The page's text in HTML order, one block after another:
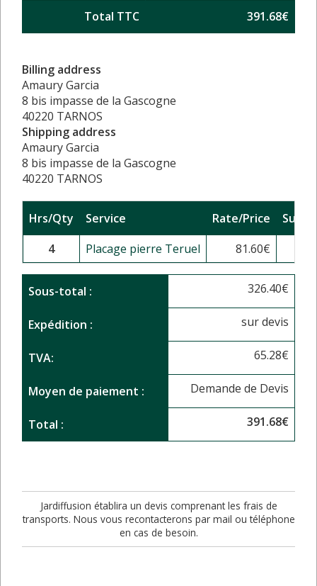
Total TTC
391.68€
Billing address
Amaury Garcia
8 bis impasse de la Gascogne
40220 TARNOS
Shipping address
Amaury Garcia
8 bis impasse de la Gascogne
40220 TARNOS
Hrs/Qty Service Rate/Price
Sub
4
Placage pierre Teruel 81.60€
Sous-total : 326.40€
Expédition : sur devis
TVA: 65.28€
Moyen de paiement : Demande de Devis
Total : 391.68€
Jardiffusion établira un devis comprenant les frais de
transports. Nous vous recontacterons par mail ou téléphone
en cas de besoin.